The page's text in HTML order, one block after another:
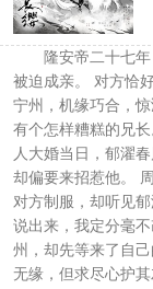
隆安帝二十七
被迫成亲。 对方恰
宁州，机缘巧合，
有个怎样糟糕的兄
人大婚当日，郁濯
却偏要来招惹他。
对方制服，却听见
说出来，我定分毫
州，却先等来了自
无缘，但求尽心护